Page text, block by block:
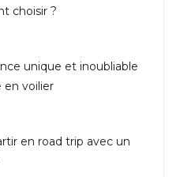
choisir ?
unique et inoubliable
en voilier
en road trip avec un